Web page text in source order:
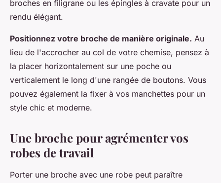
broches en filigrane ou les épingles à cravate pour un
rendu élégant.
Positionnez votre broche de manière originale. Au
lieu de l'accrocher au col de votre chemise, pensez à
la placer horizontalement sur une poche ou
verticalement le long d'une rangée de boutons. Vous
pouvez également la fixer à vos manchettes pour un
style chic et moderne.
Une broche pour agrémenter vos
robes de travail
Porter une broche avec une robe peut paraître